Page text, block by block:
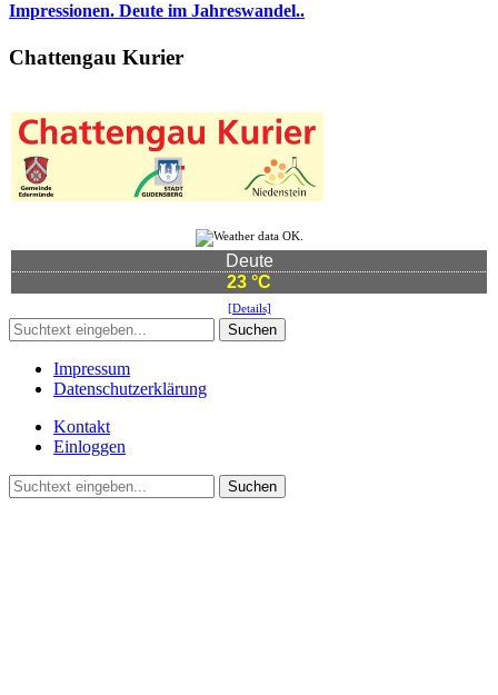
Impressionen. Deute im Jahreswandel..
Chattengau Kurier
Deute
23 °C
[Details]
Suchen
Impressum
Datenschutzerklärung
Kontakt
Einloggen
Suchen